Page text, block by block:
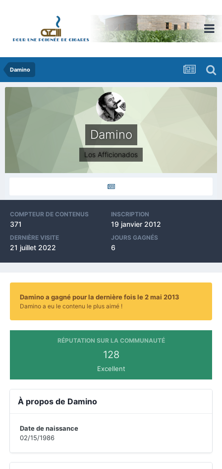
Damino
Damino
Los Afficionados
COMPTEUR DE CONTENUS
371
INSCRIPTION
19 janvier 2012
DERNIÈRE VISITE
21 juillet 2022
JOURS GAGNÉS
6
Damino a gagné pour la dernière fois le 2 mai 2013
Damino a eu le contenu le plus aimé !
RÉPUTATION SUR LA COMMUNAUTÉ
128
Excellent
À propos de Damino
Date de naissance
02/15/1986